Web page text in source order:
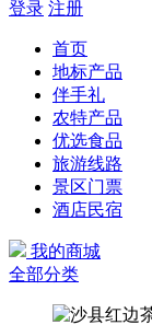
登录 注册
首页
地标产品
伴手礼
农特产品
优选食品
旅游线路
景区门票
酒店民宿
我的商城
全部分类